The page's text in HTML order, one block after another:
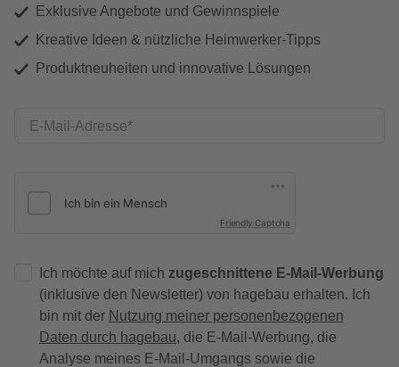
Exklusive Angebote und Gewinnspiele
Kreative Ideen & nützliche Heimwerker-Tipps
Produktneuheiten und innovative Lösungen
E-Mail-Adresse
Friendly Captcha
Ich möchte auf mich zugeschnittene E-Mail-Werbung
(inklusive den Newsletter) von hagebau erhalten. Ich
bin mit der Nutzung meiner personenbezogenen
Daten durch hagebau, die E-Mail-Werbung, die
Analyse meines E-Mail-Umgangs sowie die